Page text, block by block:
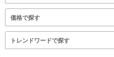
価格で探す
トレンドワードで探す